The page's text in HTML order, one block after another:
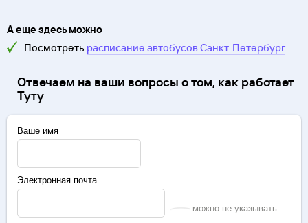
А еще здесь можно
Посмотреть расписание автобусовСанкт-Петербург
Отвечаем на ваши вопросы о том, как работает
Туту
Ваше имя
Электронная почта
можно не указывать